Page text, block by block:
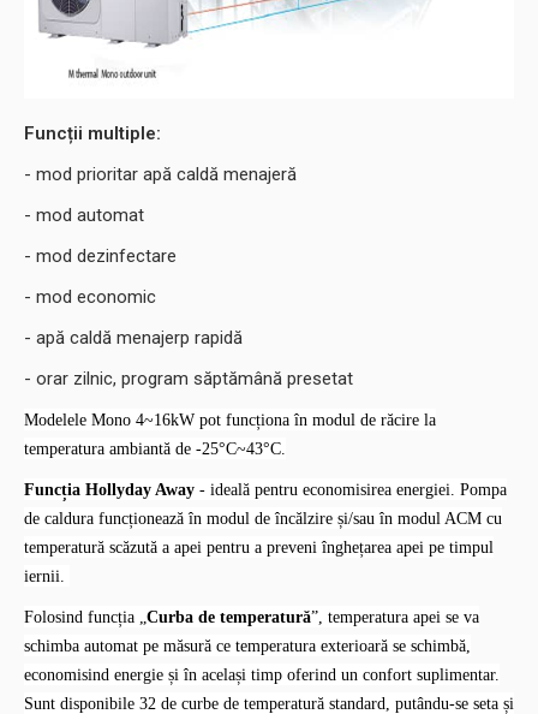
Funcții multiple:
- mod prioritar apă caldă menajeră
- mod automat
- mod dezinfectare
- mod economic
- apă caldă menajerp rapidă
- orar zilnic, program săptămână presetat
Modelele Mono 4~16kW pot funcționa în modul de răcire la
temperatura ambiantă de -25°C~43°C.
Funcția Hollyday Away - ideală pentru economisirea energiei. Pompa
de caldura funcționează în modul de încălzire și/sau în modul ACM cu
temperatură scăzută a apei pentru a preveni înghețarea apei pe timpul
iernii.
Folosind funcția „Curba de temperatură”, temperatura apei se va
schimba automat pe măsură ce temperatura exterioară se schimbă,
economisind energie și în același timp oferind un confort suplimentar.
Sunt disponibile 32 de curbe de temperatură standard, putându-se seta și